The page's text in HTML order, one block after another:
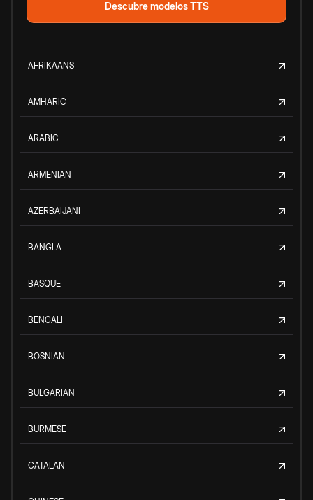
Descubre modelos TTS
AFRIKAANS
AMHARIC
ARABIC
ARMENIAN
AZERBAIJANI
BANGLA
BASQUE
BENGALI
BOSNIAN
BULGARIAN
BURMESE
CATALAN